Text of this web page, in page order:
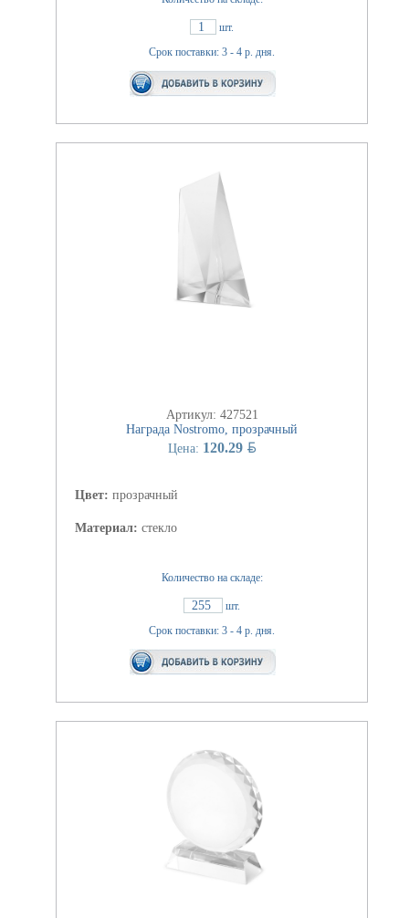
1
шт.
Срок поставки: 3 - 4 р. дня.
Артикул: 427521
Награда Nostromo, прозрачный
Цена: 120.29 BYN
Цвет: прозрачный
Материал: стекло
Количество на складе:
255
шт.
Срок поставки: 3 - 4 р. дня.